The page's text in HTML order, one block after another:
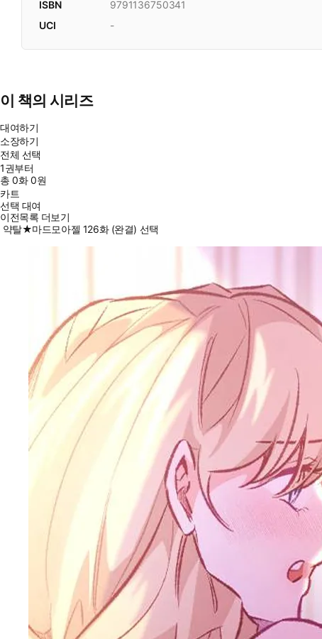
ISBN
9791136750341
UCI
-
이 책의 시리즈
대여하기
소장하기
전체 선택
1권부터
총0화0원
카트
선택 대여
이전목록 더보기
약탈★마드모아젤 126화 (완결) 선택